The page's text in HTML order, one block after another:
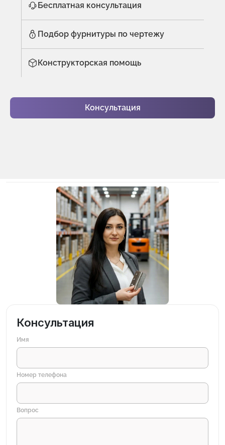
Бесплатная консультация
Подбор фурнитуры по чертежу
Конструкторская помощь
Консультация
Консультация
Имя
Номер телефона
Вопрос